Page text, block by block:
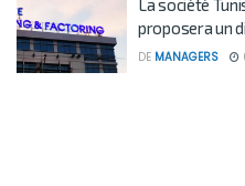
La société
proposera un
DE MANAGERS